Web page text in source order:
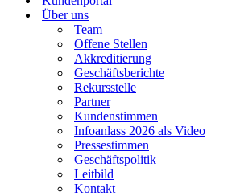
Über uns
Team
Offene Stellen
Akkreditierung
Geschäftsberichte
Rekursstelle
Partner
Kundenstimmen
Infoanlass 2026 als Video
Pressestimmen
Geschäftspolitik
Leitbild
Kontakt